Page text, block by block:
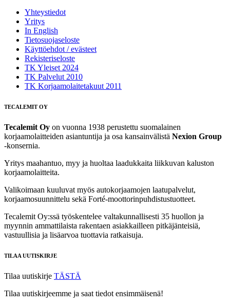
Yhteystiedot
Yritys
In English
Tietosuojaseloste
Käyttöehdot / evästeet
Rekisteriseloste
TK Yleiset 2024
TK Palvelut 2010
TK Korjaamolaitetakuut 2011
TECALEMIT OY
Tecalemit Oy on vuonna 1938 perustettu suomalainen
korjaamolaitteiden asiantuntija ja osa kansainvälistä Nexion Group
-konsernia.
Yritys maahantuo, myy ja huoltaa laadukkaita liikkuvan kaluston
korjaamolaitteita.
Valikoimaan kuuluvat myös autokorjaamojen laatupalvelut,
korjaamosuunnittelu sekä Forté‑moottorinpuhdistustuotteet.
Tecalemit Oy:ssä työskentelee valtakunnallisesti 35 huollon ja
myynnin ammattilaista rakentaen asiakkailleen pitkäjänteisiä,
vastuullisia ja lisäarvoa tuottavia ratkaisuja.
TILAA UUTISKIRJE
Tilaa uutiskirje TÄSTÄ
Tilaa uutiskirjeemme ja saat tiedot ensimmäisenä!